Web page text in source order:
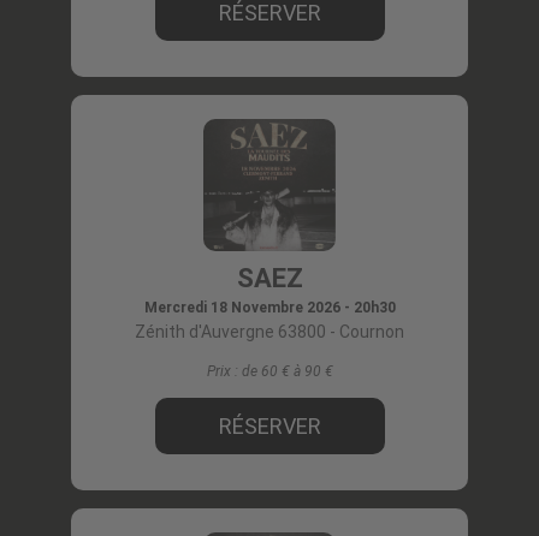
RÉSERVER
SAEZ
Mercredi 18 Novembre 2026 - 20h30
Zénith d'Auvergne 63800 - Cournon
Prix : de 60 € à 90
RÉSERVER